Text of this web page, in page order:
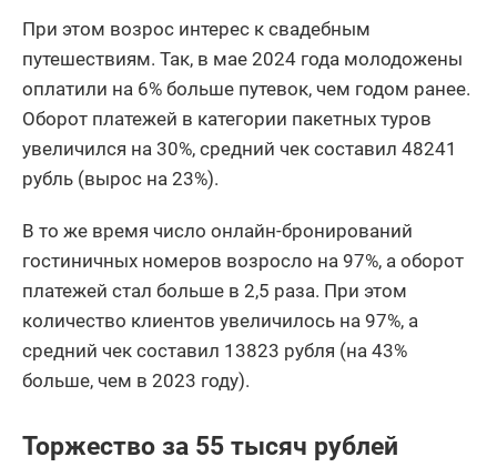
При этом возрос интерес к свадебным
путешествиям. Так, в мае 2024 года молодожены
оплатили на 6% больше путевок, чем годом ранее.
Оборот платежей в категории пакетных туров
увеличился на 30%, средний чек составил 48241
рубль (вырос на 23%).
В то же время число онлайн-бронирований
гостиничных номеров возросло на 97%, а оборот
платежей стал больше в 2,5 раза. При этом
количество клиентов увеличилось на 97%, а
средний чек составил 13823 рубля (на 43%
больше, чем в 2023 году).
Торжество за 55 тысяч рублей